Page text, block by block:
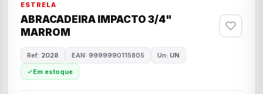
ESTRELA
ABRACADEIRA IMPACTO 3/4"
MARROM
Ref: 2028 EAN: 9999990115805 Un: UN
Em estoque